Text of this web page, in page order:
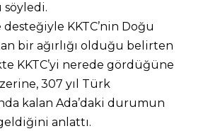
KKTC’nin Doğu
bir ağırlığı olduğu belirten
KKTC’yi nerede gördüğüne
307 yıl Türk
kalan Ada’daki durumun
anlattı.